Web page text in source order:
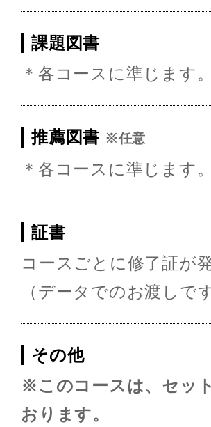
課題図書
＊各コースに準じます。
推薦図書 ※任意
＊各コースに準じます。
証書
コースごとに修了証が
（データでのお渡しで
その他
※このコースは、セッ
おります。